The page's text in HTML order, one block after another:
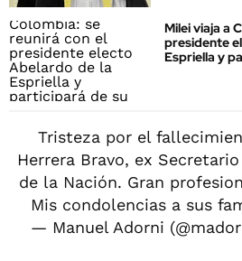
Milei viaja a
presidente
Espriella y
Tristeza por el
Herrera Bravo, ex
de la Nación. Gran
Mis condolencias a sus
— Manuel Adorni